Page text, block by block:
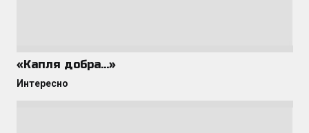
«Капля добра…»
Интересно